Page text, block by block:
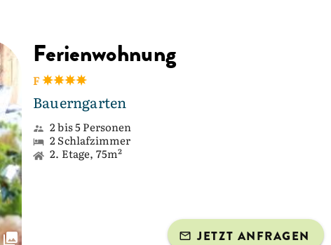
Ferienwohnung
F
Bauerngarten
2 bis 5 Personen
2 Schlafzimmer
2. Etage, 75m²
JETZT ANFRAGEN